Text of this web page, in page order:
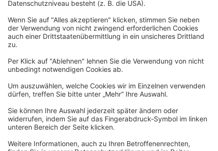
Newsletter
Per E-Mail informieren wir Sie über interessante Angebote.
Zum Newsletter anmelden
vhs Post
Zur vhs Post anmelden
Kontrast